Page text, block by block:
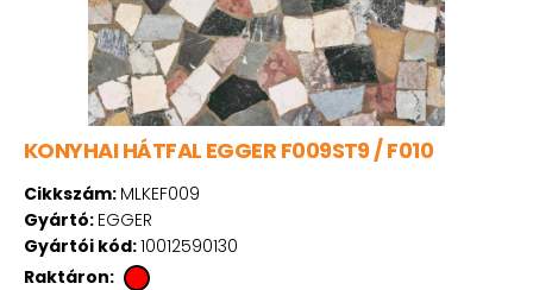
KONYHAI HÁTFAL EGGER F009ST9 / F010
Cikkszám: MLKEF009
Gyártó: EGGER
Gyártói kód:10012590130
Raktáron: